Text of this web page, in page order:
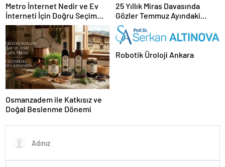
Metro İnternet Nedir ve Ev
İnterneti İçin Doğru Seçim
Nasıl Yapılır
25 Yıllık Miras Davasında
Gözler Temmuz Ayındaki
Karar Duruşmasına Çevrildi
Osmanzadem ile Katkısız ve
Doğal Beslenme Dönemi
Robotik Üroloji Ankara